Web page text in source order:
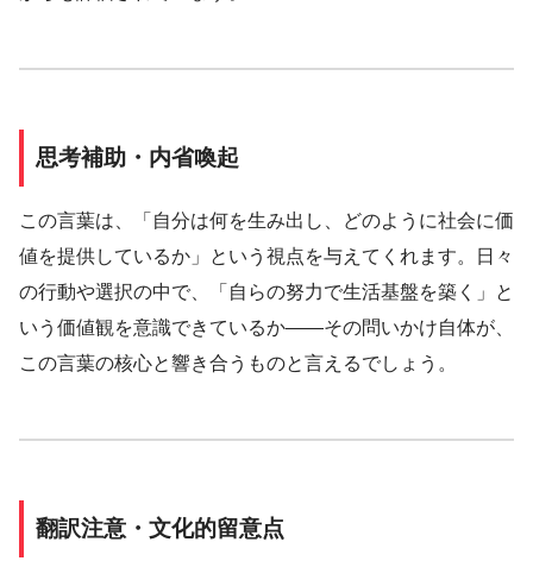
思考補助・内省喚起
この言葉は、「自分は何を生み出し、どのように社会に価
値を提供しているか」という視点を与えてくれます。日々
の行動や選択の中で、「自らの努力で生活基盤を築く」と
いう価値観を意識できているか――その問いかけ自体が、
この言葉の核心と響き合うものと言えるでしょう。
翻訳注意・文化的留意点